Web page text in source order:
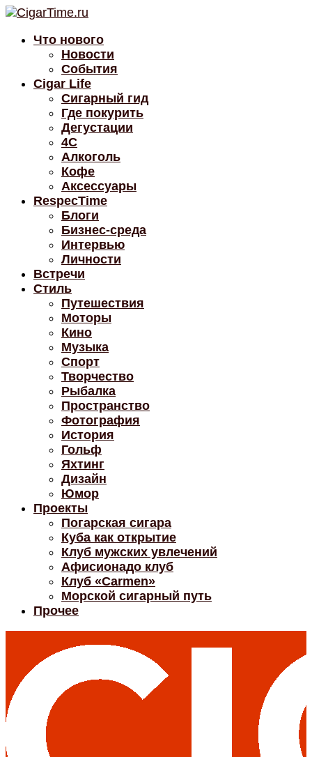
Что нового
Новости
События
Cigar Life
Сигарный гид
Где покурить
Дегустации
4C
Алкоголь
Кофе
Аксессуары
RespecTime
Блоги
Бизнес-среда
Интервью
Личности
Встречи
Стиль
Путешествия
Моторы
Кино
Музыка
Спорт
Творчество
Рыбалка
Пространство
Фотография
История
Гольф
Яхтинг
Дизайн
Юмор
Проекты
Погарская сигара
Куба как открытие
Клуб мужских увлечений
Афисионадо клуб
Клуб «Carmen»
Морской сигарный путь
Прочее